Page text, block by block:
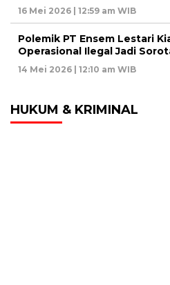
16 Mei 2026 | 12:59 am WIB
Polemik PT Ensem Lestari
Operasional Ilegal Jadi
14 Mei 2026 | 12:10 am WIB
HUKUM & KRIMINAL